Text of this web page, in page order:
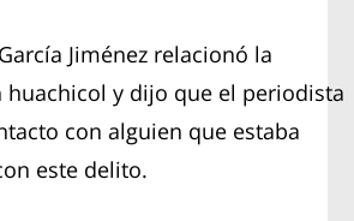
Jiménez relacionó la
huachicol y dijo que el periodista
con alguien que estaba
este delito.